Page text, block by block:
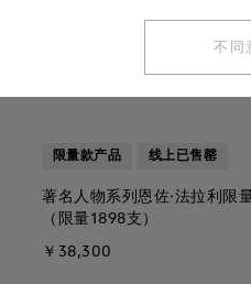
限量款产品 线上已售罄
著名人物系列恩佐·法拉利限
（限量1898支）
￥38,300
不同